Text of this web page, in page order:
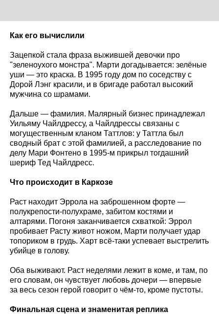
Как его вычислили
Зацепкой стала фраза выжившей девочки про
"зеленоухого монстра". Марти догадывается: зелёные
уши — это краска. В 1995 году дом по соседству с
Дорой Лэнг красили, и в бригаде работал высокий
мужчина со шрамами.
Дальше — фамилия. Малярный бизнес принадлежал
Уильяму Чайлдрессу, а Чайлдрессы связаны с
могущественным кланом Таттлов: у Таттла был
сводный брат с этой фамилией, а расследование по
делу Мари Фонтено в 1995-м прикрыл тогдашний
шериф Тед Чайлдресс.
Что происходит в Каркозе
Раст находит Эррола на заброшенном форте —
полукрепости-полухраме, забитом костями и
алтарями. Погоня заканчивается схваткой: Эррол
пробивает Расту живот ножом, Марти получает удар
топориком в грудь. Харт всё-таки успевает выстрелить
убийце в голову.
Оба выживают. Раст неделями лежит в коме, и там, по
его словам, он чувствует любовь дочери — впервые
за весь сезон герой говорит о чём-то, кроме пустоты.
Финальная сцена и знаменитая реплика